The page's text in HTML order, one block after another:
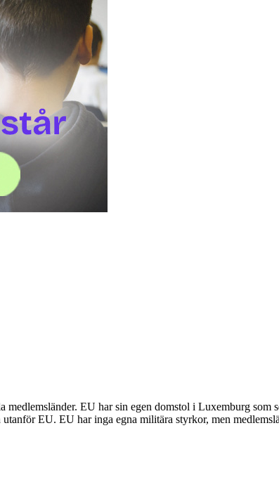
EU har sin egen domstol i Luxemburg
EU. EU har inga egna militära styrkor, men